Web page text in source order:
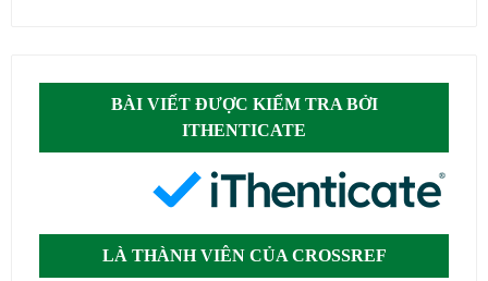
BÀI VIẾT ĐƯỢC KIỂM TRA BỞI
ITHENTICATE
LÀ THÀNH VIÊN CỦA CROSSREF